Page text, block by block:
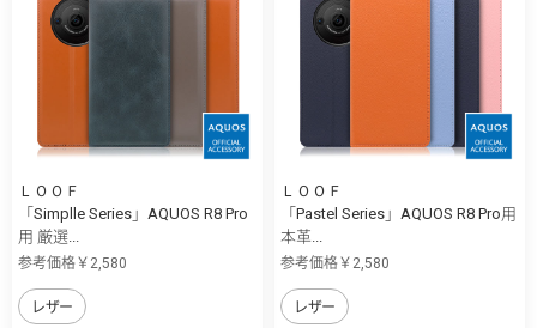
ＬＯＯＦ
「Simplle Series」AQUOS R8 Pro
用 厳選...
参考価格￥2,580
レザー
ＬＯＯＦ
「Pastel Series」AQUOS R8 Pro用
本革...
参考価格￥2,580
レザー